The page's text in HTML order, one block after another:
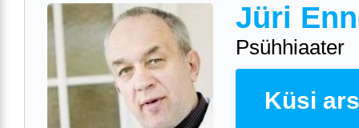
Jüri
Psühhiaater
Küsi